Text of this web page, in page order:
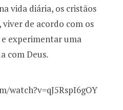
vida diária, os cristãos
de acordo com os
experimentar uma
com Deus.
watch?v=qJ5RspI6gOY